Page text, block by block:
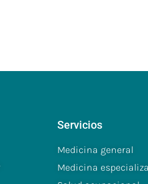
Servicios
Medicina general
Medicina